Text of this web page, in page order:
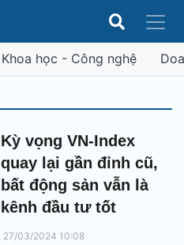
Khoa học - Công nghệ
Kỳ vọng VN-Index
quay lại gần đỉnh cũ,
bất động sản vẫn là
kênh đầu tư tốt
27/03/2024 10:08